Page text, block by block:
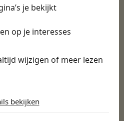
je bekijkt
op je interesses
wijzigen of meer lezen
bekijken
dan 500+
Techniek, Productie, Logistiek & Groen